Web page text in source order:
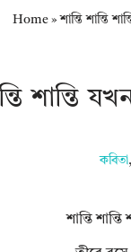
Home »শান্তি শান্তি
কবিতা
শান্তি